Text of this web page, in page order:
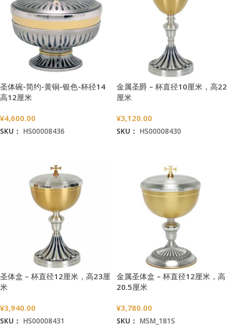
圣体碗-简约-黄铜-银色-杯径14
高12厘米
¥4,600.00
SKU： HS00008436
金属圣爵 – 杯直径10厘米，高22
厘米
¥3,120.00
SKU： HS00008430
圣体盒 – 杯直径12厘米，高23厘
米
¥3,940.00
SKU： HS00008431
金属圣体盒 – 杯直径12厘米，高
20.5厘米
¥3,780.00
SKU： MSM_181S